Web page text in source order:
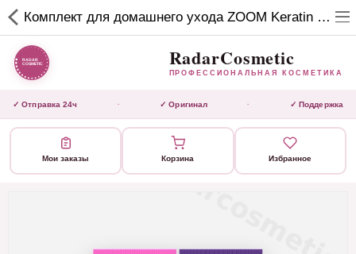
RadarCosmetic
КОСМЕТИКА
✕
Активаторы
Ботокс
Комплект для домашнего ухода ZOOM Keratin Shampoo 250 ml + ZOOM Keratin Mask 250 ml
RadarCosmetic
ПРОФЕССИОНАЛЬНАЯ КОСМЕТИКА
✓ Отправка 24ч · ✓ Оригинал · ✓ Поддержка
Мои заказы Корзина Избранное